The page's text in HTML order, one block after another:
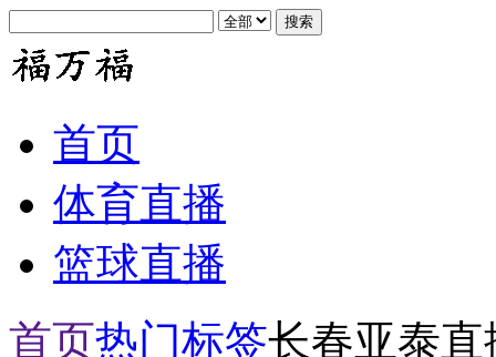
首页
体育直播
篮球直播
首页热门标签长春亚泰直